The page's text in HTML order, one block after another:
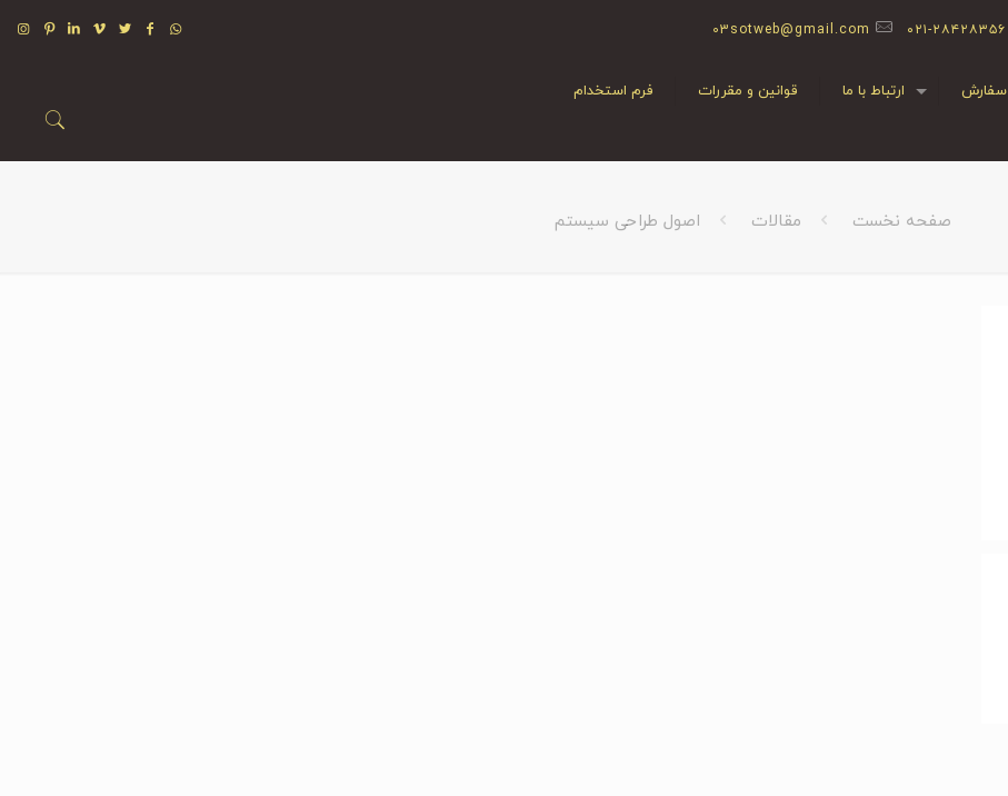
۰۲۱-۲۸۴۲۸۳۵۶ 03sotweb@gmail.com
سفارش ارتباط با ما قوانین و مقررات فرم استخدام
صفحه نخست مقالات اصول طراحی سیستم